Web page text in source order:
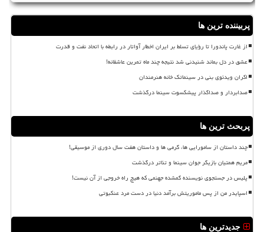
پربیننده ترین ها
از غارت پاندورا تا رؤیای تسلط بر ایران اخطار آواتار در رابطه با اتحاد نفت و قدرت
عشق در دل بماند شنیدنی شد نتیجه چند ماه تمرین عاشقانه!
اکران ویدئوی بنی در سینماتک خانه هنرمندان
صدابردار و صداگذار پیشکسوت سینما درگذشت
پربحث ترین ها
چند داستان از سامورایی ها، گرمی ها و داستان هفت سال دوری از موسیقی!
مریم همتیان بازیگر جوان سینما و تئاتر درگذشت
پلیس در جستجوی نویسنده گمشده جهنمی که هیچ راه خروجی از آن نیست!
اسپایدر من از پس ماموریتش برآمد دنیا در دست مرد عنکبوتی
جدیدترین ها